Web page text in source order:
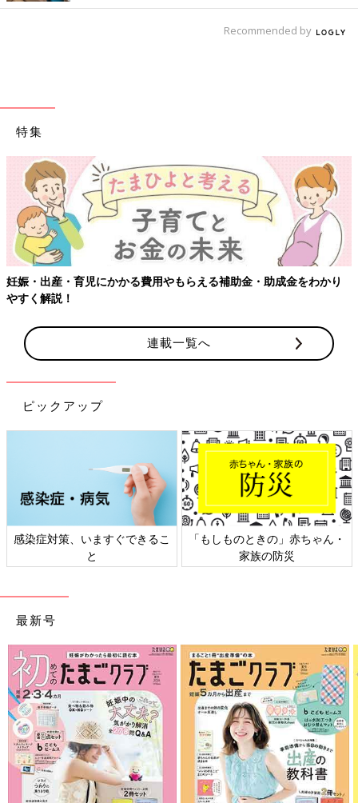
Recommended by
特集
【ワクチン接種できるものも】妊婦の感染症対策、知っておい
連載一覧へ
ピックアップ
ん・
日本外来小児科学会リーフレッ
六星占術 細木かおりさんの
相談
最新号